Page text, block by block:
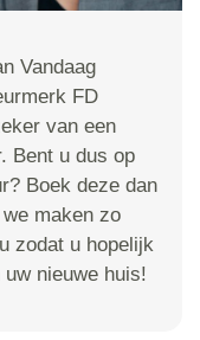
Vandaag
FD
van een
Bent u dus op
Boek deze dan
maken zo
zodat u hopelijk
nieuwe huis!